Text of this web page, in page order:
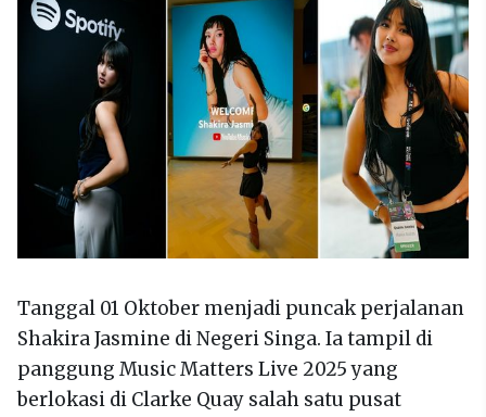
Tanggal 01 Oktober menjadi puncak perjalanan
Shakira Jasmine di Negeri Singa. Ia tampil di
panggung Music Matters Live 2025 yang
berlokasi di Clarke Quay salah satu pusat